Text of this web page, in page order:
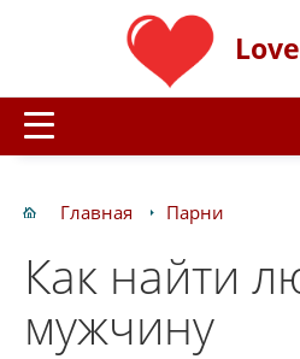
Главная Парни
Как найти
мужчину